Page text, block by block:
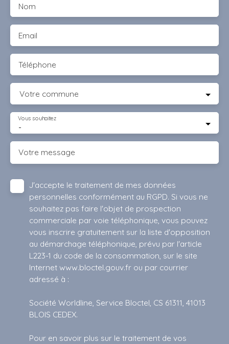
Nom
Email
Téléphone
Votre commune
-
Vous souhaitez
Votre message
J'accepte le traitement de mes données
personnelles conformément au RGPD. Si vous ne
souhaitez pas faire l'objet de prospection
commerciale par voie téléphonique, vous pouvez
vous inscrire gratuitement sur la liste d'opposition
au démarchage téléphonique, prévu par l'article
L223-1 du code de la consommation, sur le site
Internet www.bloctel.gouv.fr ou par courrier
adressé à :
Société Worldline, Service Bloctel, CS 61311, 41013
BLOIS CEDEX.
Pour en savoir plus sur le traitement de vos